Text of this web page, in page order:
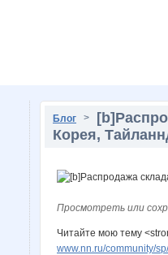
Блог >
Корея,
Просмотреть или
Читайте мою тему
www.nn.ru/community/